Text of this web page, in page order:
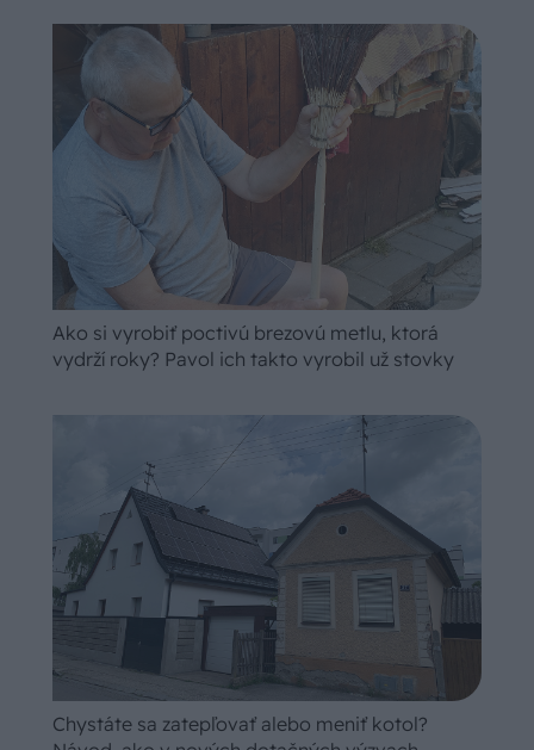
Ako si vyrobiť poctivú brezovú metlu, ktorá
vydrží roky? Pavol ich takto vyrobil už stovky
Chystáte sa zatepľovať alebo meniť kotol?